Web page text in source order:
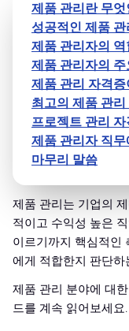
제품 관리란 무엇
성공적인 제품
제품 관리자의
제품 관리자의 주
제품 관리 자격
최고의 제품 관
프로젝트 관리
제품 관리자 직
마무리 말씀
제품 관리는 기업의
적이고 수익성 높은
이르기까지 핵심적인
에게 적합한지 판단
제품 관리 분야에 대
드를 계속 읽어보세요.